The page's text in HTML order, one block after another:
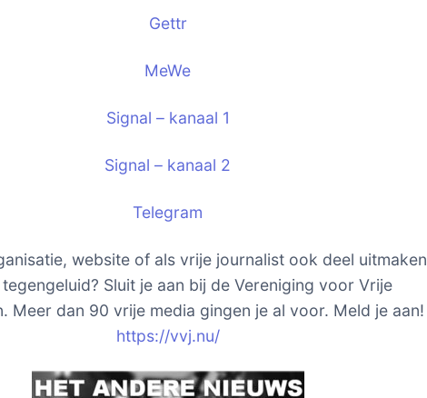
Gettr
MeWe
Signal – kanaal 1
Signal – kanaal 2
Telegram
website of als vrije journalist ook deel uitmaken
Sluit je aan bij de Vereniging voor Vrije
Meer dan 90 vrije media gingen je al voor. Meld je aan!
https://vvj.nu/